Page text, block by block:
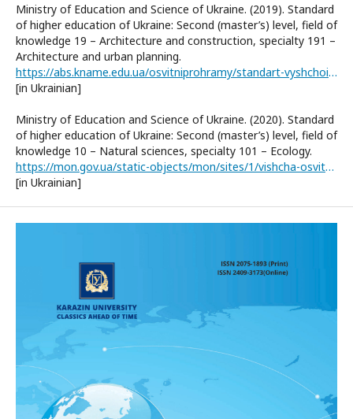
Ministry of Education and Science of Ukraine. (2019). Standard
of higher education of Ukraine: Second (master’s) level, field of
knowledge 19 – Architecture and construction, specialty 191 –
Architecture and urban planning.
https://abs.kname.edu.ua/osvitniprohramy/standart-vyshchoi-osvity-ukrainy/mahistr
[in Ukrainian]
Ministry of Education and Science of Ukraine. (2020). Standard
of higher education of Ukraine: Second (master’s) level, field of
knowledge 10 – Natural sciences, specialty 101 – Ecology.
https://mon.gov.ua/static-objects/mon/sites/1/vishcha-osvita/zatverdzeni%20standarty/12/21/101-ekologiya-magistr.pdf
[in Ukrainian]